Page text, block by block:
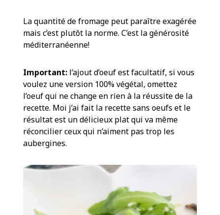
La quantité de fromage peut paraître exagérée
mais c’est plutôt la norme. C’est la générosité
méditerranéenne!
Important: l’ajout d’oeuf est facultatif, si vous
voulez une version 100% végétal, omettez
l’oeuf qui ne change en rien à la réussite de la
recette. Moi j’ai fait la recette sans oeufs et le
résultat est un délicieux plat qui va même
réconcilier ceux qui n’aiment pas trop les
aubergines.